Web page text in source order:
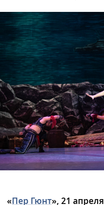
«Пер Гюнт», 21 апреля